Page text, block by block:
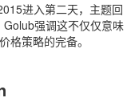
进入第二天，主题回
强调这不仅仅意味
格策略的完备。